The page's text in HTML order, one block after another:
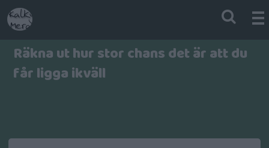
Räkna ut hur stor chans det är att du
får ligga ikväll